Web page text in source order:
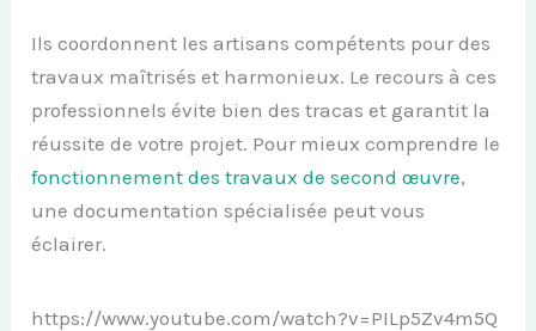
Ils coordonnent les artisans compétents pour des
travaux maîtrisés et harmonieux. Le recours à ces
professionnels évite bien des tracas et garantit la
réussite de votre projet. Pour mieux comprendre le
fonctionnement des travaux de second œuvre,
une documentation spécialisée peut vous
éclairer.
https://www.youtube.com/watch?v=PILp5Zv4m5Q